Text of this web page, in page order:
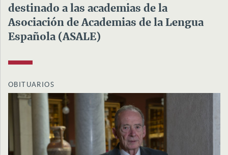
destinado a las academias de la
Asociación de Academias de la Lengua
Española (ASALE)
OBITUARIOS